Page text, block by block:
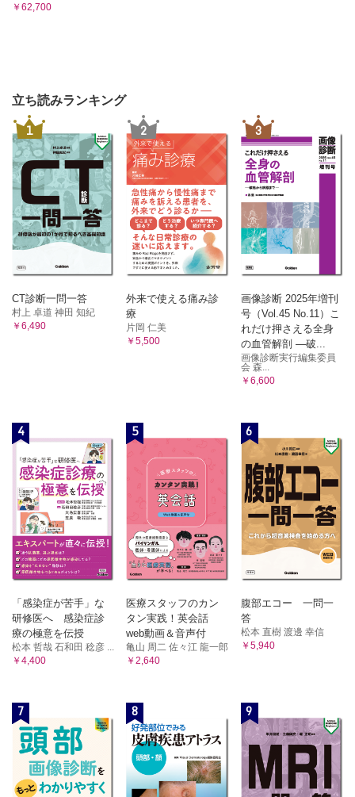
￥62,700
立ち読みランキング
1
CT診断一問一答
村上 卓道 神田 知紀
￥6,490
2
外来で使える痛み診
療
片岡 仁美
￥5,500
3
画像診断 2025年増刊
号（Vol.45 No.11）こ
れだけ押さえる全身
の血管解剖 ―破...
画像診断実行編集委員
会 森...
￥6,600
4
「感染症が苦手」な
研修医へ 感染症診
療の極意を伝授
松本 哲哉 石和田 稔彦 ...
￥4,400
5
医療スタッフのカン
タン実践！英会話
web動画＆音声付
亀山 周二 佐々江 龍一郎
￥2,640
6
腹部エコー 一問一
答
松本 直樹 渡邊 幸信
￥5,940
7 8 9